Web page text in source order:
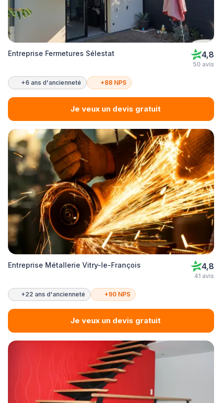
Entreprise Fermetures Sélestat 4,8
50 avis
+6 ans d'ancienneté +88 NPS
Je veux un devis gratuit
Entreprise Métallerie Vitry-le-François 4,8
41 avis
+22 ans d'ancienneté +90 NPS
Je veux un devis gratuit